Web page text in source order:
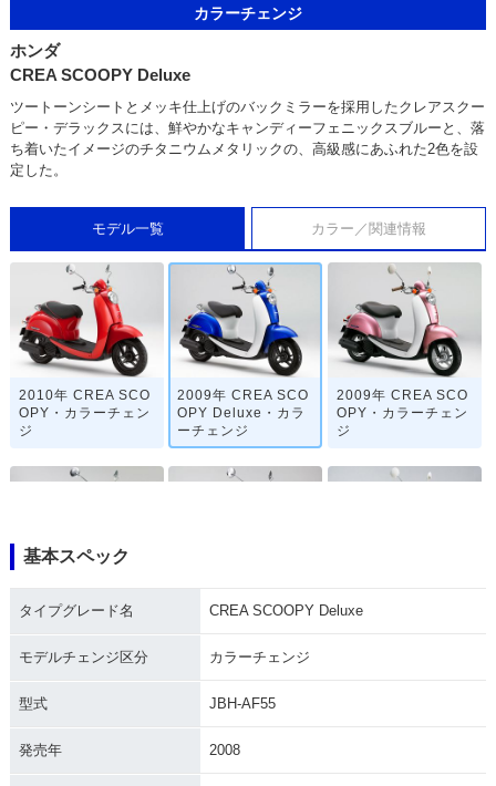
カラーチェンジ
ホンダ
CREA SCOOPY Deluxe
ツートーンシートとメッキ仕上げのバックミラーを採用したクレアスクー
ピー・デラックスには、鮮やかなキャンディーフェニックスブルーと、落
ち着いたイメージのチタニウムメタリックの、高級感にあふれた2色を設
定した。
モデル一覧 カラー／関連情報
2010年 CREA SCO
OPY・カラーチェン
ジ
2009年 CREA SCO
OPY Deluxe・カラ
ーチェンジ
2009年 CREA SCO
OPY・カラーチェン
ジ
OPY Special・特
OPY Deluxe・追加
OPY・マイナーチェ
基本スペック
タイプグレード名 CREA SCOOPY Deluxe
モデルチェンジ区分 カラーチェンジ
型式 JBH-AF55
発売年 2008